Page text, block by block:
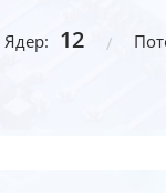
Ядер: 12